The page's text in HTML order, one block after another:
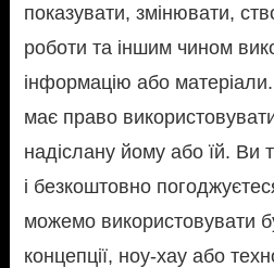
показувати, змінювати,
роботи та іншим чином
інформацію або
має право
надіслану йому або їй. Ви
і безкоштовно
можемо використовувати
концепції, ноу-хау або